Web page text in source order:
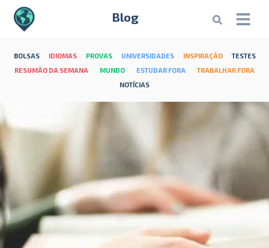
Blog
BOLSAS IDIOMAS PROVAS UNIVERSIDADES INSPIRAÇÃO
TESTES
RESUMÃO DA SEMANA
MUNDO ESTUDAR FORA
TRABALHAR FORA
NOTÍCIAS